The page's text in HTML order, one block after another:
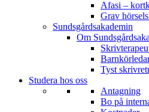
Afasi –
Grav
Sundsgårdsakademin
Om
Tyst
Studera hos oss
Antagning
Bo på